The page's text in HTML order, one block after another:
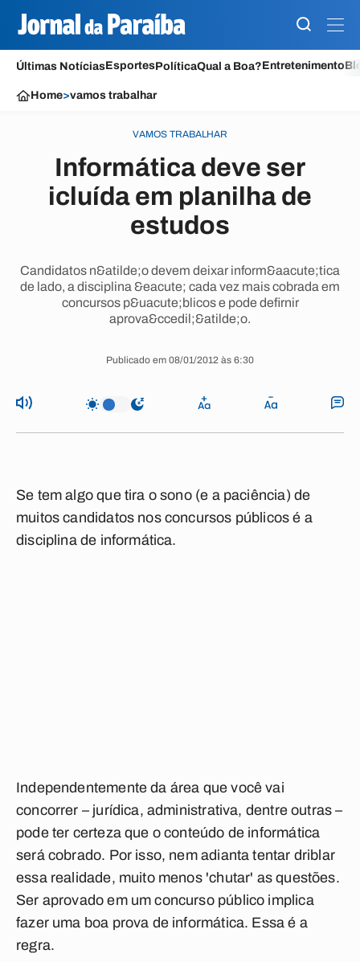
Últimas NotíciasEsportesPolíticaQual a Boa?Entretenimento
Home>vamos trabalhar
VAMOS TRABALHAR
Informática deve ser
icluída em planilha de
estudos
Candidatos n&atilde;o devem deixar inform&aacute;tica
de lado, a disciplina &eacute; cada vez mais cobrada em
concursos p&uacute;blicos e pode defirnir
aprova&ccedil;&atilde;o.
Publicado em 08/01/2012 às 6:30
Se tem algo que tira o sono (e a paciência) de
muitos candidatos nos concursos públicos é a
disciplina de informática.
Independentemente da área que você vai
concorrer – jurídica, administrativa, dentre outras –
pode ter certeza que o conteúdo de informática
será cobrado. Por isso, nem adianta tentar driblar
essa realidade, muito menos 'chutar' as questões.
Ser aprovado em um concurso público implica
fazer uma boa prova de informática. Essa é a
regra.